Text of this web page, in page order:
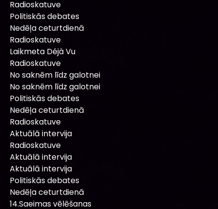
Radioskatuve
Politiskās debates
Nedēļa ceturtdienā
Radioskatuve
Laikmeta Déjà Vu
Radioskatuve
No saknēm līdz galotnei
No saknēm līdz galotnei
Politiskās debates
Nedēļa ceturtdienā
Radioskatuve
Aktuālā intervija
Radioskatuve
Aktuālā intervija
Aktuālā intervija
Politiskās debates
Nedēļa ceturtdienā
14.Saeimas vēlēšanas